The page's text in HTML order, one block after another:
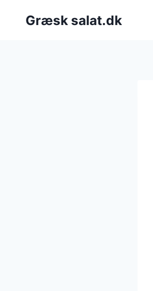
Græsk salat.dk